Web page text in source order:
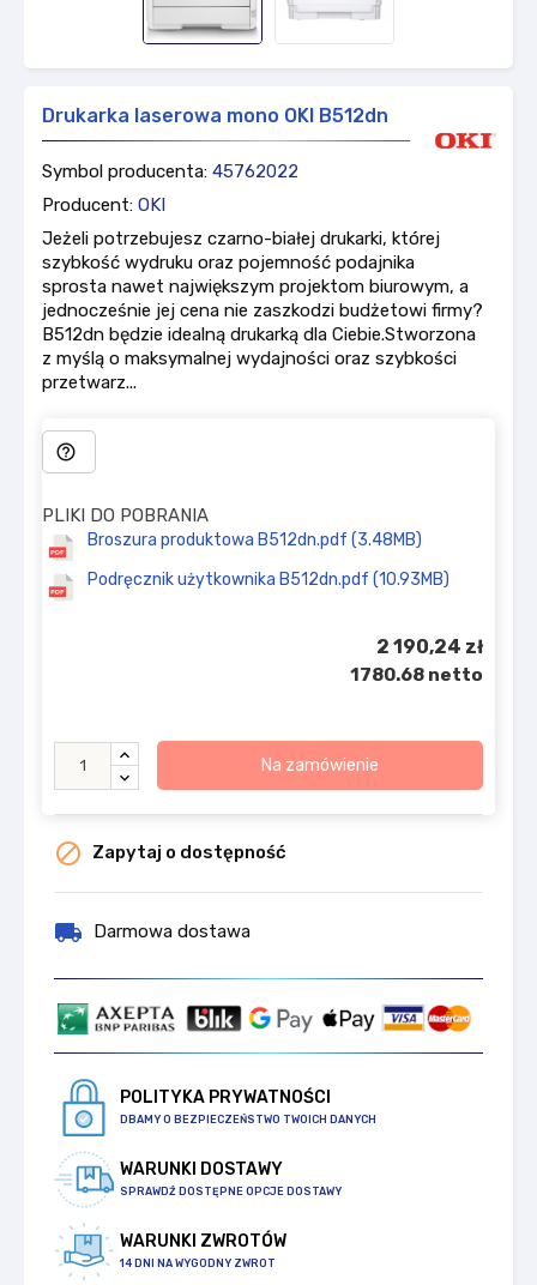
Drukarka laserowa mono OKI B512dn
Symbol producenta: 45762022
Producent: OKI
Jeżeli potrzebujesz czarno-białej drukarki, której
szybkość wydruku oraz pojemność podajnika
sprosta nawet największym projektom biurowym, a
jednocześnie jej cena nie zaszkodzi budżetowi firmy?
B512dn będzie idealną drukarką dla Ciebie.Stworzona
z myślą o maksymalnej wydajności oraz szybkości
przetwarz...
help_outline
PLIKI DO POBRANIA
Broszura produktowa B512dn.pdf (3.48MB)
Podręcznik użytkownika B512dn.pdf (10.93MB)
2 190,24 zł
1780.68 netto
Na zamówienie
 Zapytaj o dostępność
local_shipping Darmowa dostawa
POLITYKA PRYWATNOŚCI
DBAMY O BEZPIECZEŃSTWO TWOICH DANYCH
WARUNKI DOSTAWY
SPRAWDŹ DOSTĘPNE OPCJE DOSTAWY
WARUNKI ZWROTÓW
14 DNI NA WYGODNY ZWROT